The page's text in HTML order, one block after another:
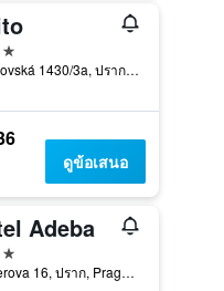
Chodovská 1430/3a, ปราก, Prague Region, สาธารณรัฐเช็ก
ดูข้อเสนอ
Adeba
Pernerova 16, ปราก, Prague Region, สาธารณรัฐเช็ก